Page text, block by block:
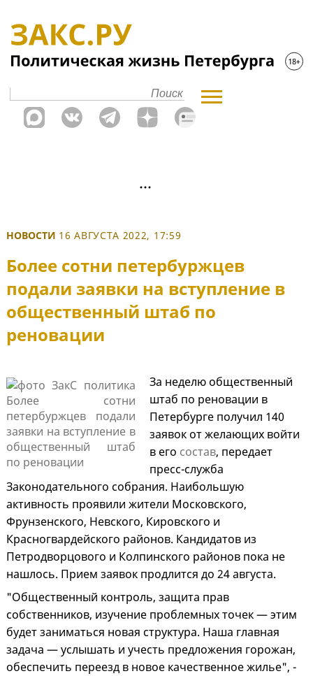
НОВОСТИ 16 АВГУСТА 2022, 17:59
Более сотни петербуржцев
подали заявки на вступление в
общественный штаб по
реновации
За неделю общественный
штаб по реновации в
Петербурге получил 140
заявок от желающих войти
в его состав, передает
пресс-служба
Законодательного собрания. Наибольшую
активность проявили жители Московского,
Фрунзенского, Невского, Кировского и
Красногвардейского районов. Кандидатов из
Петродворцового и Колпинского районов пока не
нашлось. Прием заявок продлится до 24 августа.
"Общественный контроль, защита прав
собственников, изучение проблемных точек — этим
будет заниматься новая структура. Наша главная
задача — услышать и учесть предложения горожан,
обеспечить переезд в новое качественное жилье", -